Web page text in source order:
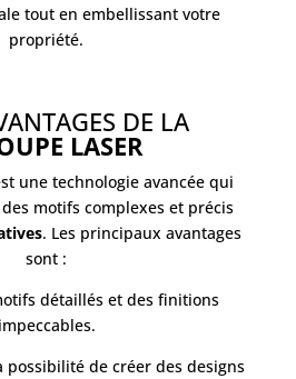
tout en embellissant votre
propriété.
DE LA
LASER
une technologie avancée qui
motifs complexes et précis
. Les principaux avantages
sont :
détaillés et des finitions
impeccables.
possibilité de créer des designs